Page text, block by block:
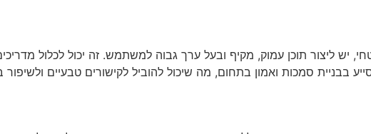
ליצור תוכן עמוק, מקיף ובעל ערך גבוה למשתמש. זה יכול לכלול
סמכות ואמון בתחום, מה שיכול להוביל לקישורים טבעיים ולשיפור